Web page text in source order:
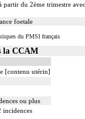
partir du 2ème trimestre
foetale
du PMSI français
la CCAM
[contenu utérin]
ou plus
incidences